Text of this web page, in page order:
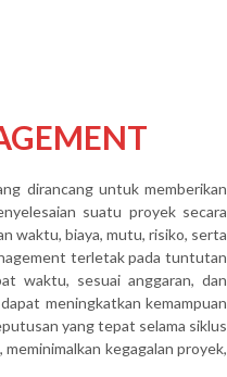
dirancang untuk memberikan
suatu proyek secara
waktu, biaya, mutu, risiko, serta
terletak pada tuntutan
waktu, sesuai anggaran, dan
meningkatkan kemampuan
yang tepat selama siklus
kegagalan proyek,